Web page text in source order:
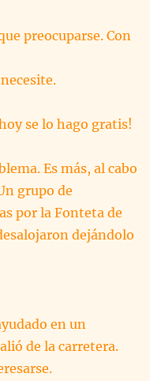
preocuparse. Con
se lo hago gratis!
Es más, al cabo
grupo de
por la Fonteta de
dejándolo
en un
de la carretera.